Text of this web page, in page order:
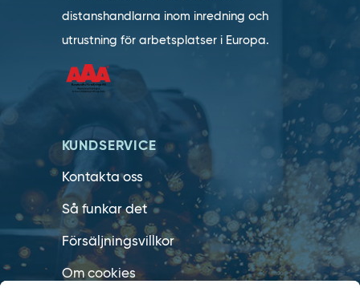
distanshandlarna inom inredning och
utrustning för arbetsplatser i Europa.
KUNDSERVICE
Kontakta oss
Så funkar det
Försäljningsvillkor
Om cookies